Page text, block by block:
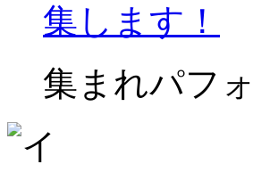
集します！
集まれパフ